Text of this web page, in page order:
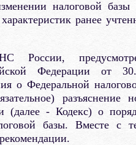
налоговой базы
характеристик ранее
Федерации
о Федеральной
разъяснение
(далее - Кодекс) о
базы. Вместе с